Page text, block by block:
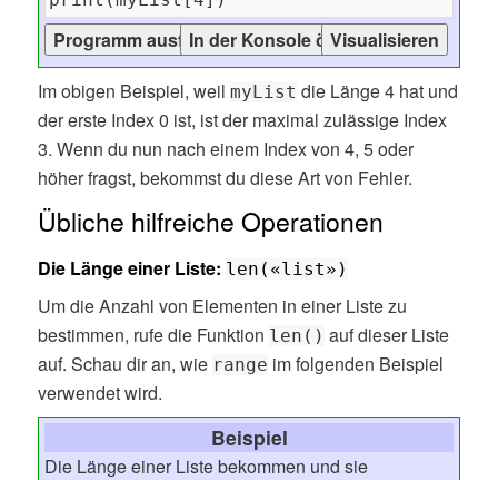
Im obigen Beispiel, weilmyList die Länge 4 hat und
der erste Index 0 ist, ist der maximal zulässige Index
3. Wenn du nun nach einem Index von 4, 5 oder
höher fragst, bekommst du diese Art von Fehler.
Übliche hilfreiche Operationen
Die Länge einer Liste: len(«list»)
Um die Anzahl von Elementen in einer Liste zu
bestimmen, rufe die Funktion len() auf dieser Liste
auf. Schau dir an, wie range im folgenden Beispiel
verwendet wird.
Beispiel
Die Länge einer Liste bekommen und sie